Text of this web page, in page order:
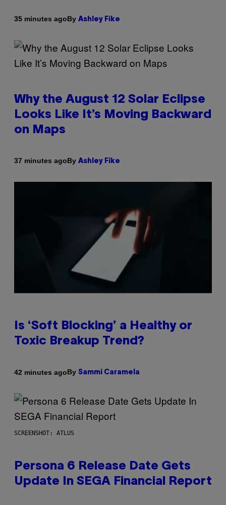
35 minutes agoBy Ashley Fike
Why the August 12 Solar Eclipse
Looks Like It’s Moving Backward
on Maps
37 minutes agoBy Ashley Fike
Is ‘Soft Blocking’ a Healthy or
Toxic Breakup Trend?
42 minutes agoBy Sammi Caramela
SCREENSHOT: ATLUS
Persona 6 Release Date Gets
Update In SEGA Financial Report